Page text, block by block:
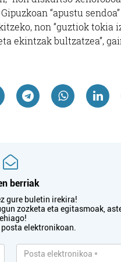
“apustu
non “guztiok tokia
ekintzak bultzatzea”,
berriak
gure buletin irekira!
zozketa eta egitasmoak,
elektronikoan.